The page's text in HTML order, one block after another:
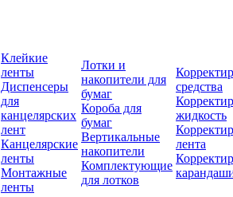
Клейкие
ленты
Диспенсеры
для
канцелярских
лент
Канцелярские
ленты
Монтажные
ленты
Лотки и
накопители для
бумаг
Короба для
бумаг
Вертикальные
накопители
Комплектующие
для лотков
средства
жидкость
лента